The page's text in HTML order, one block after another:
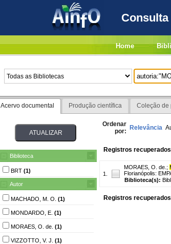
Consulta
Home
Acervo documental Produção científica Coleção de
Biblioteca
BRT (1)
Autor
MACHADO, M. O. (1)
MONDARDO, E. (1)
MORAES, O. de. (1)
VIZZOTTO, V. J. (1)
Ordenar
por: Relevância
Registros
1.
MORAES, O. de. ;
Florianópolis:
Biblioteca(s):
Registros